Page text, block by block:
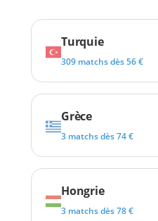
Turquie
309 matchs dès 56 €
Grèce
3 matchs dès 74 €
Hongrie
3 matchs dès 78 €